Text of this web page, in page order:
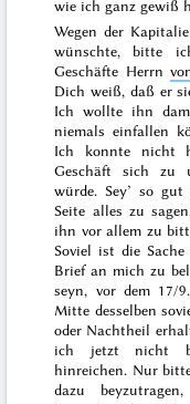
wie ich ganz gewiß
Wegen der
wünschte, bitte
Geschäfte Herrn
Dich weiß, daß er
Ich wollte ihn
niemals einfallen
Ich konnte nicht
Geschäft sich zu
würde. Sey’ so
Seite alles zu
ihn vor allem zu
Soviel ist die
Brief an mich zu
seyn, vor dem 17/
Mitte desselben
oder Nachtheil
ich jetzt nicht
hinreichen. Nur
dazu